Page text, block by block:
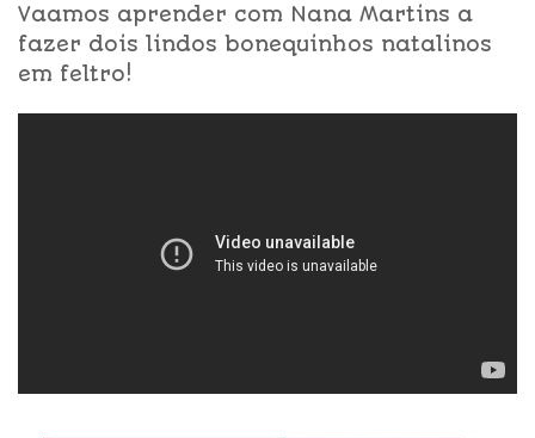
Vaamos aprender com Nana Martins a
fazer dois lindos bonequinhos natalinos
em feltro!